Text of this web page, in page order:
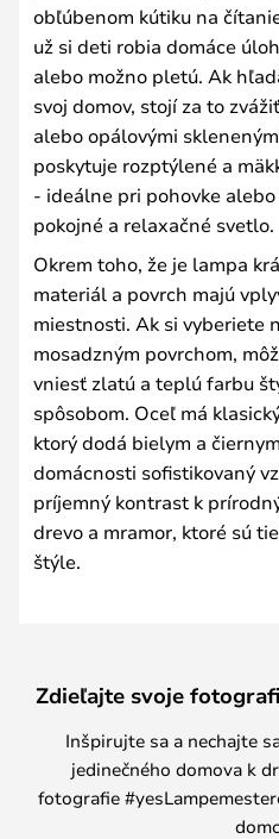
obľúbenom kútiku na
už si deti robia domáce
alebo možno pletú. Ak
svoj domov, stojí za to
alebo opálovými
poskytuje rozptýlené a
- ideálne pri pohovke
pokojné a relaxačné svetlo.
Okrem toho, že je lampa
materiál a povrch majú
miestnosti. Ak si vyberiete
mosadzným povrchom,
vniesť zlatú a teplú farbu
spôsobom. Oceľ má
ktorý dodá bielym a
domácnosti sofistikovaný
príjemný kontrast k
drevo a mramor, ktoré sú
štýle.
Zdieľajte svoje
Inšpirujte sa a nechajte
jedinečného domova k
fotografie